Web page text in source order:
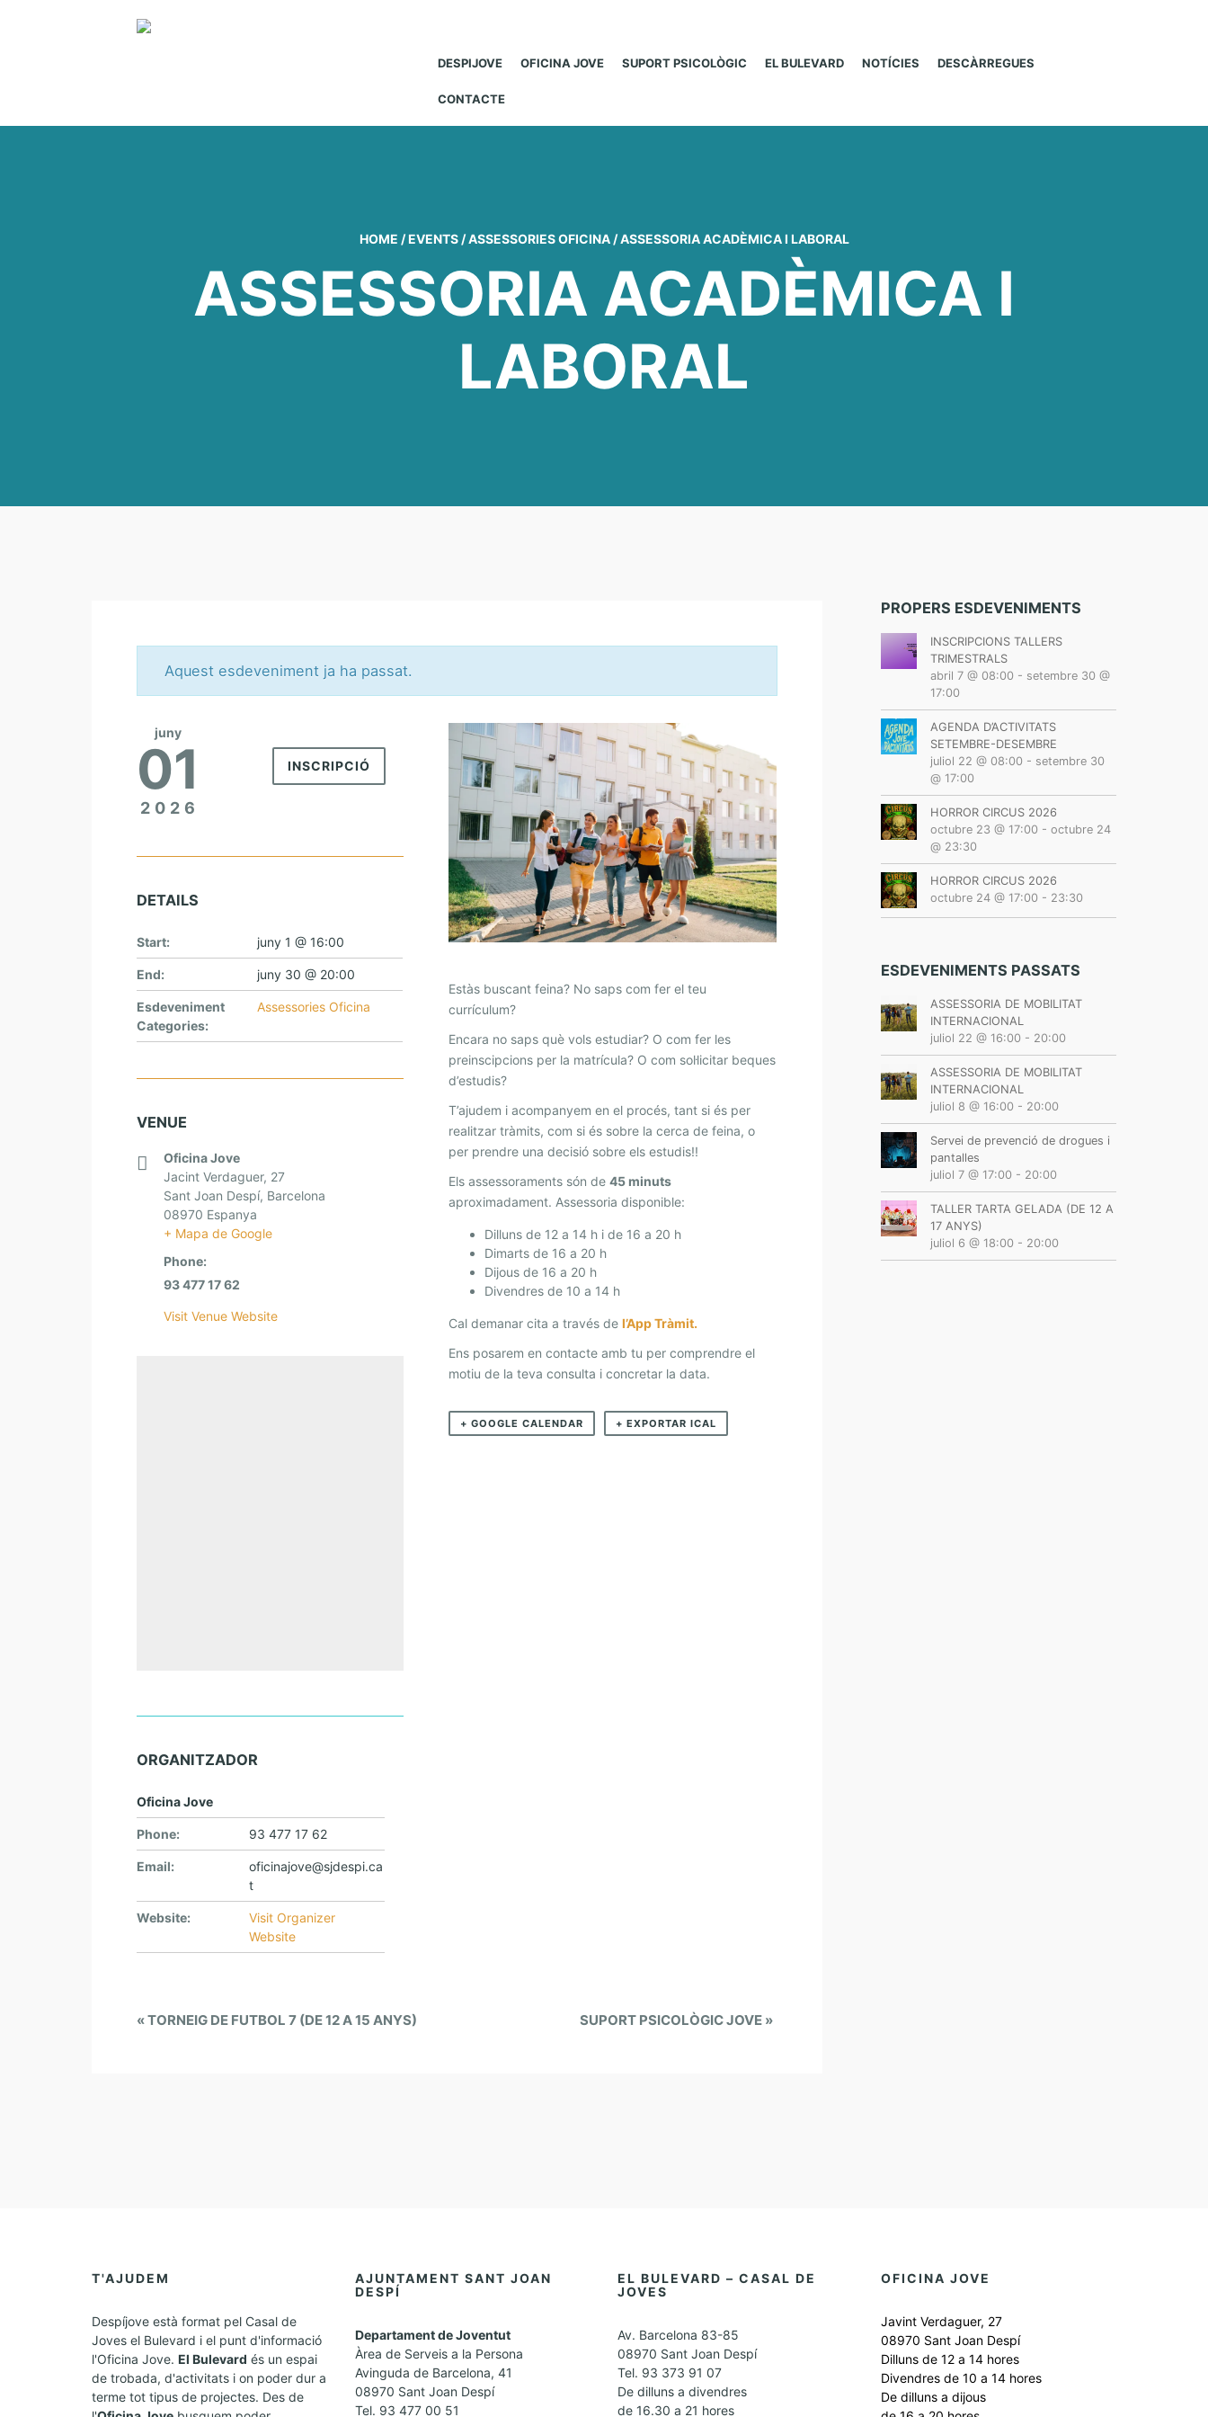
DESPIJOVE OFICINA JOVE SUPORT PSICOLÒGIC EL BULEVARD NOTÍCIES DESCÀRREGUES
CONTACTE
HOME / EVENTS / ASSESSORIES OFICINA / ASSESSORIA ACADÈMICA I LABORAL
ASSESSORIA ACADÈMICA I
LABORAL
Aquest esdeveniment ja ha passat.
A
S
S
E
S
S
O
R
I
A
A
C
A
D
È
M
I
C
B
O
R
A
L
Estàs buscant feina? No saps com fer el teu
currículum?
Encara no saps què vols estudiar? O com fer les
preinscipcions per la matrícula? O com sol·licitar beques
d’estudis?
T’ajudem i acompanyem en el procés, tant si és per
realitzar tràmits, com si és sobre la cerca de feina, o
per prendre una decisió sobre els estudis!!
Els assessoraments són de 45 minuts
aproximadament. Assessoria disponible:
Dilluns de 12 a 14 h i de 16 a 20 h
Dimarts de 16 a 20 h
Dijous de 16 a 20 h
Divendres de 10 a 14 h
Cal demanar cita a través de l’App Tràmit.
Ens posarem en contacte amb tu per comprendre el
motiu de la teva consulta i concretar la data.
+ GOOGLE CALENDAR + EXPORTAR ICAL
juny
01
2026
INSCRIPCIÓ
DETAILS
Start: juny 1 @ 16:00
End: juny 30 @ 20:00
Esdeveniment
Categories:
Assessories Oficina
VENUE
Oficina Jove
Jacint Verdaguer, 27
Sant Joan Despí, Barcelona
08970 Espanya
+ Mapa de Google
Phone:
93 477 17 62
Visit Venue Website
ORGANITZADOR
Oficina Jove
Phone: 93 477 17 62
Email:
oficinajove@sjdespi.ca
t
Website:
Visit Organizer
Website
E
t
o
n
«TORNEIG DE FUTBOL 7 (DE 12 A 15 ANYS) SUPORT PSICOLÒGIC JOVE »
PROPERS ESDEVENIMENTS
INSCRIPCIONS TALLERS
TRIMESTRALS
abril 7 @ 08:00- setembre 30 @
17:00
AGENDA D’ACTIVITATS
SETEMBRE-DESEMBRE
juliol 22 @ 08:00- setembre 30
@ 17:00
HORROR CIRCUS 2026
octubre 23 @ 17:00- octubre 24
@ 23:30
HORROR CIRCUS 2026
octubre 24 @ 17:00- 23:30
ESDEVENIMENTS PASSATS
ASSESSORIA DE MOBILITAT
INTERNACIONAL
juliol 22 @ 16:00- 20:00
ASSESSORIA DE MOBILITAT
INTERNACIONAL
juliol 8 @ 16:00- 20:00
Servei de prevenció de drogues i
pantalles
juliol 7 @ 17:00- 20:00
TALLER TARTA GELADA (DE 12 A
17 ANYS)
juliol 6 @ 18:00- 20:00
T'AJUDEM
Despíjove està format pel Casal de
Joves el Bulevard i el punt d'informació
l'Oficina Jove. El Bulevard és un espai
de trobada, d'activitats i on poder dur a
terme tot tipus de projectes. Des de
AJUNTAMENT SANT JOAN
DESPÍ
Departament de Joventut
Àrea de Serveis a la Persona
Avinguda de Barcelona, 41
08970 Sant Joan Despí
Tel. 93 477 00 51
EL BULEVARD – CASAL DE
JOVES
Av. Barcelona 83-85
08970 Sant Joan Despí
Tel. 93 373 91 07
De dilluns a divendres
de 16.30 a 21 hores
OFICINA JOVE
Javint Verdaguer, 27
08970 Sant Joan Despí
Dilluns de 12 a 14 hores
Divendres de 10 a 14 hores
De dilluns a dijous